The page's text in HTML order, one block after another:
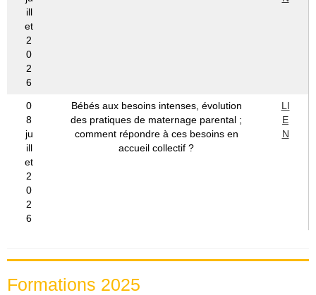
ill
et
2
0
2
6
0
8
ju
ill
et
2
0
2
6
Bébés aux besoins intenses, évolution
des pratiques de maternage parental ;
comment répondre à ces besoins en
accueil collectif ?
LI
E
N
Formations 2025